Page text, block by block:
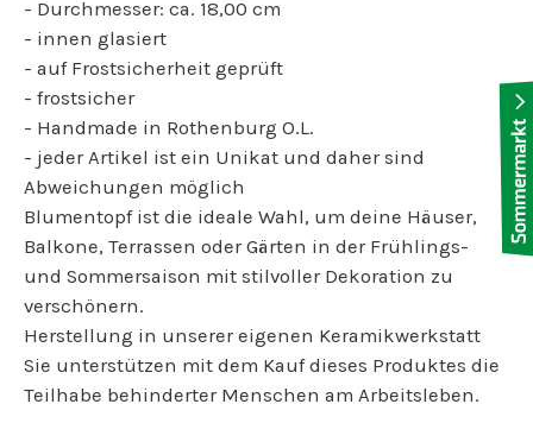
- Durchmesser: ca. 18,00 cm
- innen glasiert
- auf Frostsicherheit geprüft
- frostsicher
- Handmade in Rothenburg O.L.
- jeder Artikel ist ein Unikat und daher sind
Abweichungen möglich
Blumentopf ist die ideale Wahl, um deine Häuser,
Balkone, Terrassen oder Gärten in der Frühlings-
und Sommersaison mit stilvoller Dekoration zu
verschönern.
Herstellung in unserer eigenen Keramikwerkstatt
Sie unterstützen mit dem Kauf dieses Produktes die
Teilhabe behinderter Menschen am Arbeitsleben.